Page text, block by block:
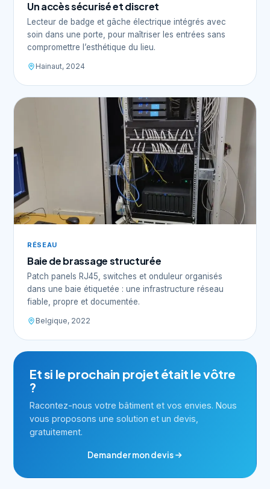
Un accès sécurisé et discret
Lecteur de badge et gâche électrique intégrés avec
soin dans une porte, pour maîtriser les entrées sans
compromettre l’esthétique du lieu.
Hainaut, 2024
RÉSEAU
Baie de brassage structurée
Patch panels RJ45, switches et onduleur organisés
dans une baie étiquetée : une infrastructure réseau
fiable, propre et documentée.
Belgique, 2022
Et si le prochain projet était le vôtre
?
Racontez-nous votre bâtiment et vos envies. Nous
vous proposons une solution et un devis,
gratuitement.
Demander mon devis